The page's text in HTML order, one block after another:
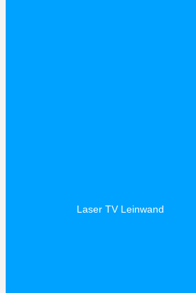
Laser TV Leinwand